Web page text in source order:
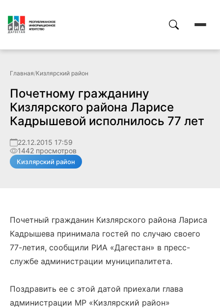
Главная/Кизлярский район
Почетному гражданину
Кизлярского района Ларисе
Кадрышевой исполнилось 77 лет
22.12.2015 17:59
1442 просмотров
Кизлярский район
Почетный гражданин Кизлярского района Лариса
Кадрышева принимала гостей по случаю своего
77-летия, сообщили РИА «Дагестан» в пресс-
службе администрации муниципалитета.
Поздравить ее с этой датой приехали глава
администрации МР «Кизлярский район»